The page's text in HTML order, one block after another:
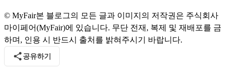
© MyFair본 블로그의 모든 글과 이미지의 저작권은 주식회사
마이페어(MyFair)에 있습니다. 무단 전재, 복제 및 재배포를 금
하며, 인용 시 반드시 출처를 밝혀주시기 바랍니다.
공유하기